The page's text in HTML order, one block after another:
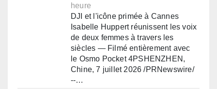
heure
DJI et l'icône primée à Cannes
Isabelle Huppert réunissent les voix
de deux femmes à travers les
siècles — Filmé entièrement avec
le Osmo Pocket 4PSHENZHEN,
Chine, 7 juillet 2026 /PRNewswire/
--…